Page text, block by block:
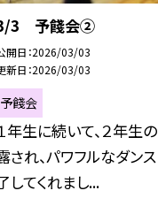
3 予餞会②
開日 2026/03/03
新日 2026/03/03
予餞会
年生に続いて、２年生
され、パワフルなダン
してくれまし...